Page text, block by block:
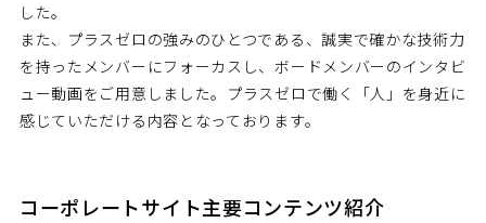
した。
また、プラスゼロの強みのひとつである、誠実で確かな技術力
を持ったメンバーにフォーカスし、ボードメンバーのインタビ
ュー動画をご用意しました。プラスゼロで働く「人」を身近に
感じていただける内容となっております。
コーポレートサイト主要コンテンツ紹介